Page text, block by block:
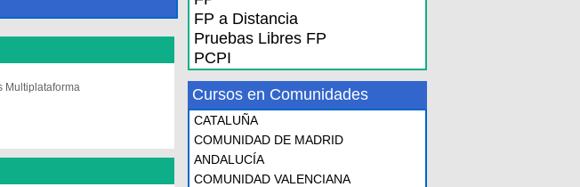
Multiplataforma
FP a Distancia
Pruebas Libres FP
PCPI
Cursos en Comunidades
CATALUÑA
COMUNIDAD DE MADRID
ANDALUCÍA
COMUNIDAD VALENCIANA